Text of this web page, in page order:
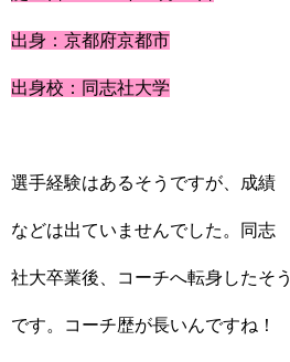
出身：京都府京都市
出身校：同志社大学
選手経験はあるそうですが、成績
などは出ていませんでした。同志
社大卒業後、コーチへ転身したそう
です。コーチ歴が長いんですね！